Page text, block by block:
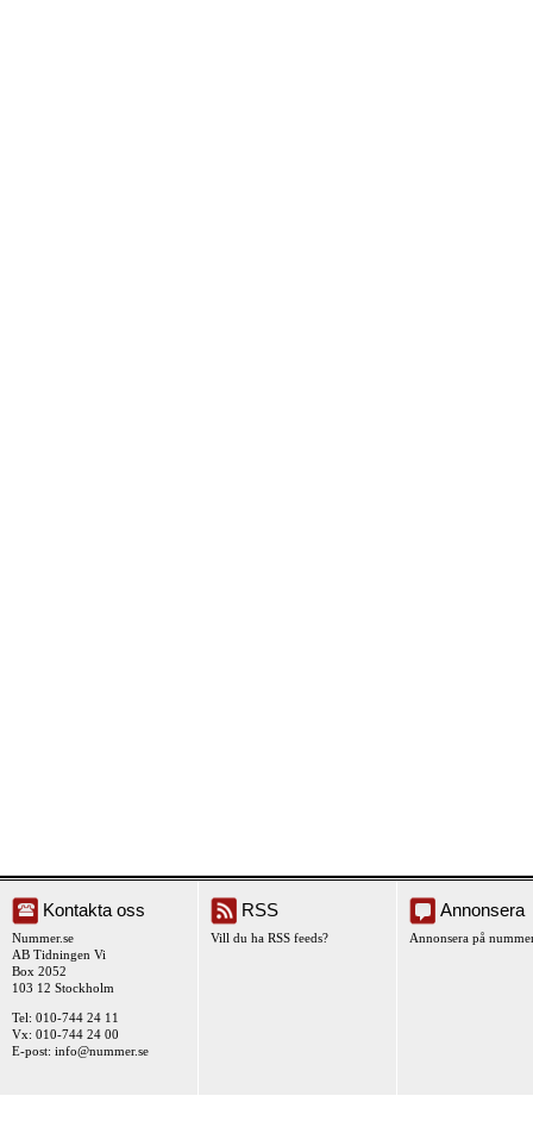
Kontakta oss
Nummer.se
AB Tidningen Vi
Box 2052
103 12 Stockholm
Tel: 010-744 24 11
Vx: 010-744 24 00
E-post: info@nummer.se
RSS
Vill du ha RSS feeds?
Annonsera
Annonsera på